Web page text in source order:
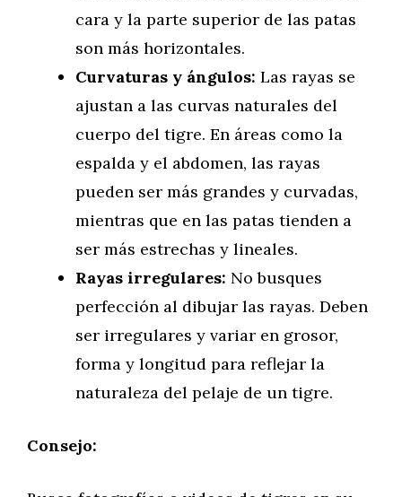
cara y la parte superior de las patas
son más horizontales.
Curvaturas y ángulos: Las rayas se
ajustan a las curvas naturales del
cuerpo del tigre. En áreas como la
espalda y el abdomen, las rayas
pueden ser más grandes y curvadas,
mientras que en las patas tienden a
ser más estrechas y lineales.
Rayas irregulares: No busques
perfección al dibujar las rayas. Deben
ser irregulares y variar en grosor,
forma y longitud para reflejar la
naturaleza del pelaje de un tigre.
Consejo: